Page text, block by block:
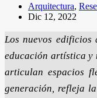
Arquitectura,
Dic 12, 2022
Los nuevos edificios
educación artística y
articulan espacios
generación, refleja